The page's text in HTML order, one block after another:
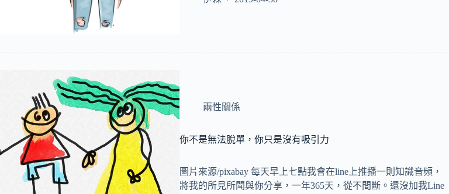
兩性關係
你不是無法脫單，你只是沒有吸引力
圖片來源/pixabay 每天早上七點我會在line上推播一則知識音頻，
將我的所見所聞與你分享，一年365天，從不間斷。還沒加我Line